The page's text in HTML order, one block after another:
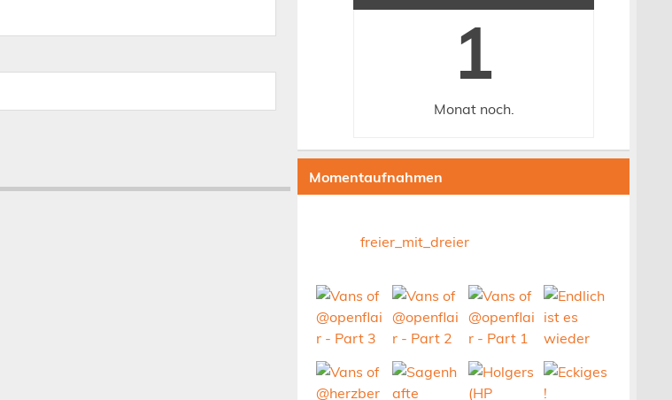
1
Monatnoch.
Momentaufnahmen
freier_mit_dreier